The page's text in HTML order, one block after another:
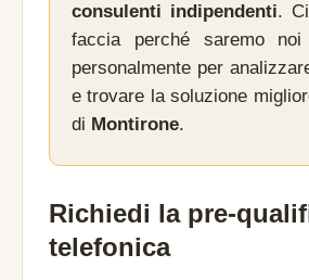
consulenti indipendenti.
faccia perché saremo
personalmente per
e trovare la soluzione
di Montirone.
Richiedi la pre-
telefonica